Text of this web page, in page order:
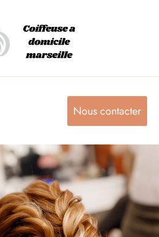
Nous contacter